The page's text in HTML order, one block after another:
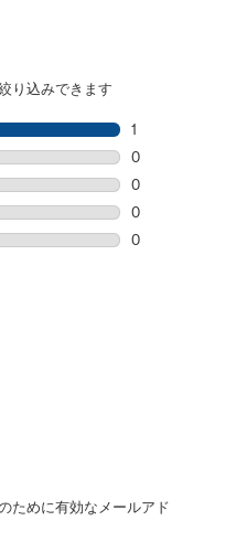
り込みできます
1
0
0
0
0
ために有効なメールアド